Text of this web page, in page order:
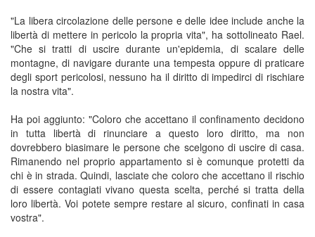
"La libera circolazione delle persone e delle idee include anche la
libertà di mettere in pericolo la propria vita", ha sottolineato Rael.
"Che si tratti di uscire durante un'epidemia, di scalare delle
montagne, di navigare durante una tempesta oppure di praticare
degli sport pericolosi, nessuno ha il diritto di impedirci di rischiare
la nostra vita".
Ha poi aggiunto: "Coloro che accettano il confinamento decidono
in tutta libertà di rinunciare a questo loro diritto, ma non
dovrebbero biasimare le persone che scelgono di uscire di casa.
Rimanendo nel proprio appartamento si è comunque protetti da
chi è in strada. Quindi, lasciate che coloro che accettano il rischio
di essere contagiati vivano questa scelta, perché si tratta della
loro libertà. Voi potete sempre restare al sicuro, confinati in casa
vostra".